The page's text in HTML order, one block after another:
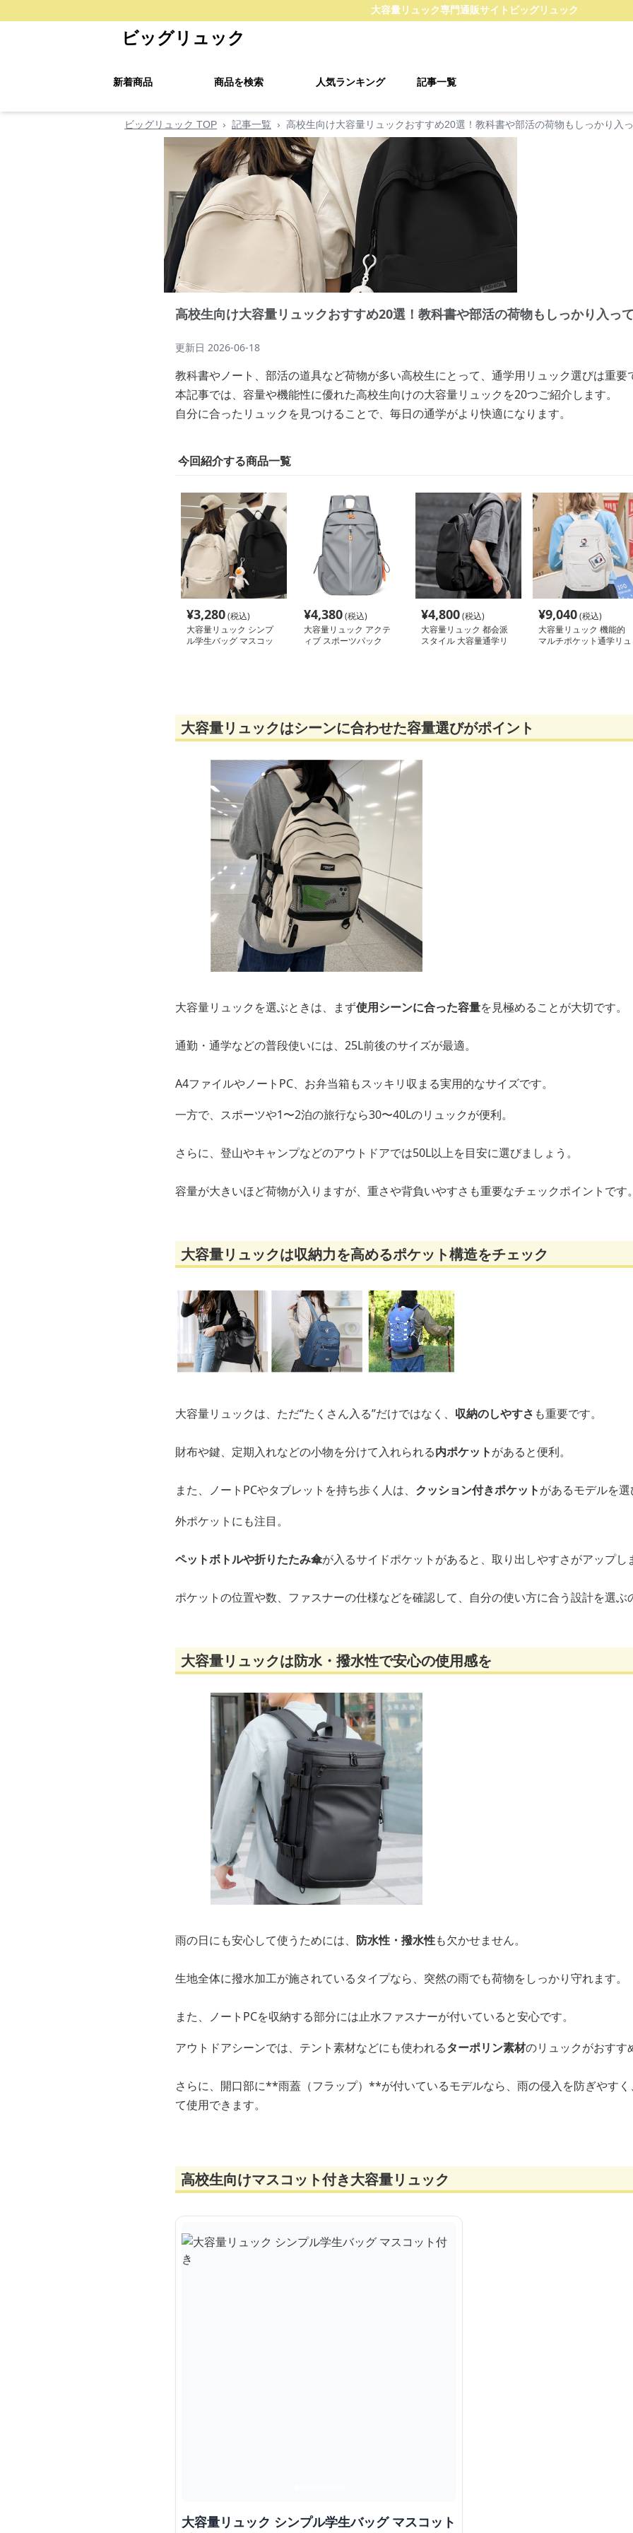
大容量リュック専門通販サイト ビッグリュック
ビッグリュック
新着商品 商品を検索 人気ランキング 記事一覧
ビッグリュック TOP › 記事一覧 › 高校生向け大容量リュックおすすめ20選！教科書や部活の荷物もしっかり入
高校生向け大容量リュックおすすめ20選！教科書や部活の荷物もしっかり入っ
更新日 2026-06-18
教科書やノート、部活の道具など荷物が多い高校生にとって、通学用リュック選びは重要
本記事では、容量や機能性に優れた高校生向けの大容量リュックを20つご紹介します。
自分に合ったリュックを見つけることで、毎日の通学がより快適になります。
今回紹介する商品一覧
¥3,280(税込)
大容量リュック シンプ
ル学生バッグ マスコッ
¥4,380(税込)
大容量リュック アクテ
ィブ スポーツパック
¥4,800(税込)
大容量リュック 都会派
スタイル 大容量通学リ
¥9,040(税込)
大容量リュック 機能的
マルチポケット通学リュ
大容量リュックはシーンに合わせた容量選びがポイント
大容量リュックを選ぶときは、まず使用シーンに合った容量を見極めることが大切です。
通勤・通学などの普段使いには、25L前後のサイズが最適。
A4ファイルやノートPC、お弁当箱もスッキリ収まる実用的なサイズです。
一方で、スポーツや1〜2泊の旅行なら30〜40Lのリュックが便利。
さらに、登山やキャンプなどのアウトドアでは50L以上を目安に選びましょう。
容量が大きいほど荷物が入りますが、重さや背負いやすさも重要なチェックポイントです。
大容量リュックは収納力を高めるポケット構造をチェック
大容量リュックは、ただ“たくさん入る”だけではなく、 収納のしやすさ も重要です。
財布や鍵、定期入れなどの小物を分けて入れられる内ポケットがあると便利。
また、ノートPCやタブレットを持ち歩く人は、 クッション付きポケットがあるモデルを選
外ポケットにも注目。
ペットボトルや折りたたみ傘が入るサイドポケットがあると、取り出しやすさがアップし
ポケットの位置や数、ファスナーの仕様などを確認して、自分の使い方に合う設計を選ぶ
大容量リュックは防水・撥水性で安心の使用感を
雨の日にも安心して使うためには、 防水性・撥水性も欠かせません。
生地全体に撥水加工が施されているタイプなら、突然の雨でも荷物をしっかり守れます。
また、ノートPCを収納する部分には止水ファスナーが付いていると安心です。
アウトドアシーンでは、テント素材などにも使われるターポリン素材のリュックがおすす
さらに、開口部に**雨蓋（フラップ）**が付いているモデルなら、雨の侵入を防ぎやす
て使用できます。
高校生向けマスコット付き大容量リュック
大容量リュック シンプル学生バッグ マスコット